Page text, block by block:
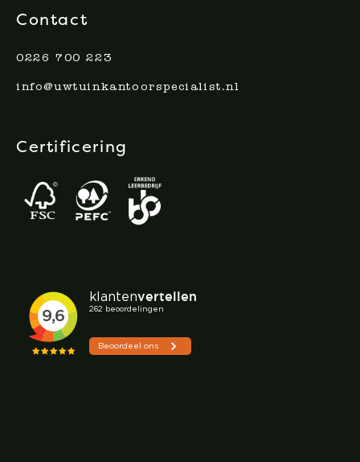
Contact
0226 700 223
info@uwtuinkantoorspecialist.nl
Certificering